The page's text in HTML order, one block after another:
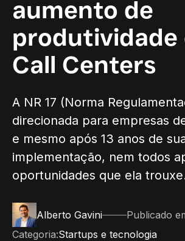
aumento de
produtividade
Call Centers
A NR 17 (Norma
direcionada para empresas
e mesmo após 13 anos de
implementação, nem todos
oportunidades que ela
Alberto Gavini Publicado
Categoria:Startups e tecnologia